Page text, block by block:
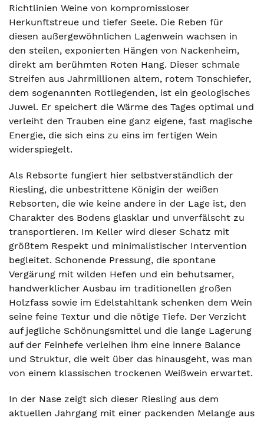
Richtlinien Weine von kompromissloser
Herkunftstreue und tiefer Seele. Die Reben für
diesen außergewöhnlichen Lagenwein wachsen in
den steilen, exponierten Hängen von Nackenheim,
direkt am berühmten Roten Hang. Dieser schmale
Streifen aus Jahrmillionen altem, rotem Tonschiefer,
dem sogenannten Rotliegenden, ist ein geologisches
Juwel. Er speichert die Wärme des Tages optimal und
verleiht den Trauben eine ganz eigene, fast magische
Energie, die sich eins zu eins im fertigen Wein
widerspiegelt.
Als Rebsorte fungiert hier selbstverständlich der
Riesling, die unbestrittene Königin der weißen
Rebsorten, die wie keine andere in der Lage ist, den
Charakter des Bodens glasklar und unverfälscht zu
transportieren. Im Keller wird dieser Schatz mit
größtem Respekt und minimalistischer Intervention
begleitet. Schonende Pressung, die spontane
Vergärung mit wilden Hefen und ein behutsamer,
handwerklicher Ausbau im traditionellen großen
Holzfass sowie im Edelstahltank schenken dem Wein
seine feine Textur und die nötige Tiefe. Der Verzicht
auf jegliche Schönungsmittel und die lange Lagerung
auf der Feinhefe verleihen ihm eine innere Balance
und Struktur, die weit über das hinausgeht, was man
von einem klassischen trockenen Weißwein erwartet.
In der Nase zeigt sich dieser Riesling aus dem
aktuellen Jahrgang mit einer packenden Melange aus